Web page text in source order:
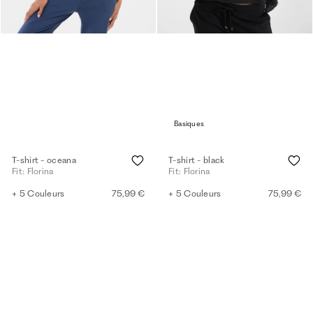
T-shirt - oceana
Fit: Florina
+ 5 Couleurs 75,99 €
Basiques
T-shirt - black
Fit: Florina
+ 5 Couleurs 75,99 €